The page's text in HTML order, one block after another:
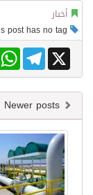
أخبار
Telegram X